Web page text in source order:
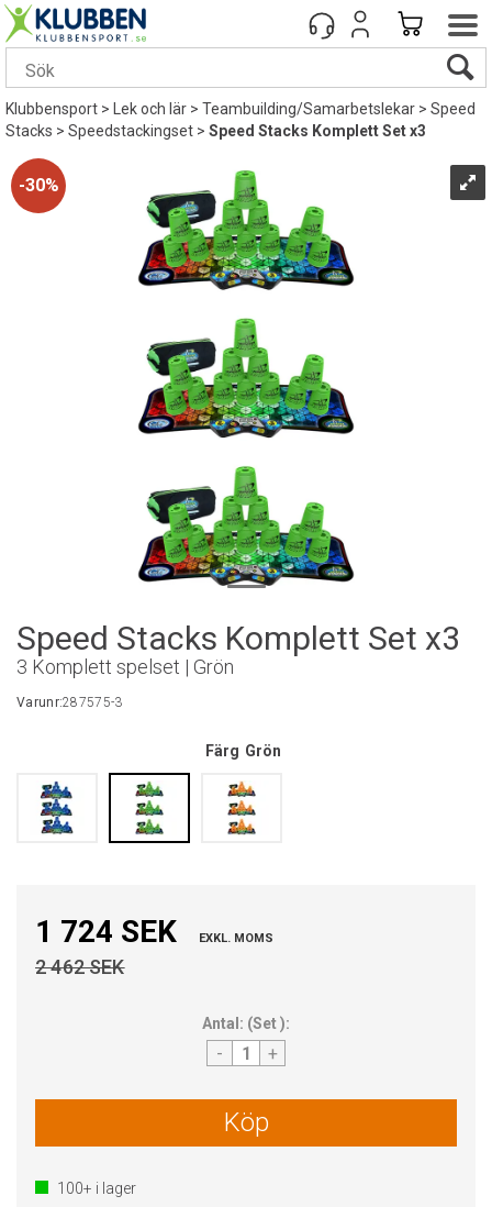
Klubbensport> Lek och lär>Teambuilding/Samarbetslekar>Speed
Stacks>Speedstackingset>Speed Stacks Komplett Set x3
30%
Speed Stacks Komplett Set x3
3 Komplett spelset | Grön
Varunr:287575-3
Färg Grön
1 724 SEK EXKL. MOMS
2 462 SEK
Antal: (Set):
- +
Köp
100+ i lager